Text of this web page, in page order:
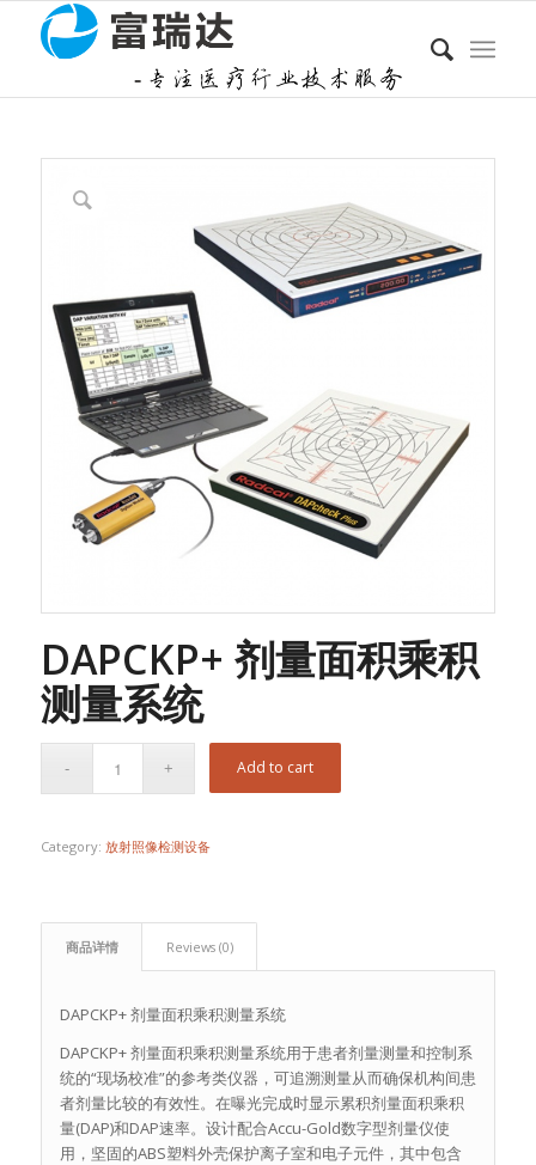
DAPCKP+ 剂量面积乘积
测量系统
Add to cart
Category: 放射照像检测设备
商品详情 Reviews (0)
DAPCKP+ 剂量面积乘积测量系统
DAPCKP+ 剂量面积乘积测量系统用于患者剂量测量和控制系
统的“现场校准”的参考类仪器，可追溯测量从而确保机构间患
者剂量比较的有效性。在曝光完成时显示累积剂量面积乘积
量(DAP)和DAP速率。设计配合Accu-Gold数字型剂量仪使
用，坚固的ABS塑料外壳保护离子室和电子元件，其中包含